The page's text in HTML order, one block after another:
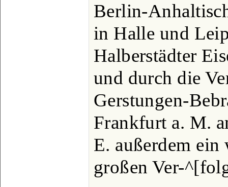
Berlin-
in Halle und
Halberstädter
und durch die
Gerstungen-
Frankfurt a. M.
E. außerdem
großen Ver-